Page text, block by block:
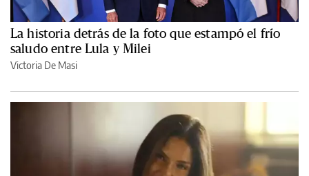
La historia detrás de la foto que estampó el frío
saludo entre Lula y Milei
Victoria De Masi